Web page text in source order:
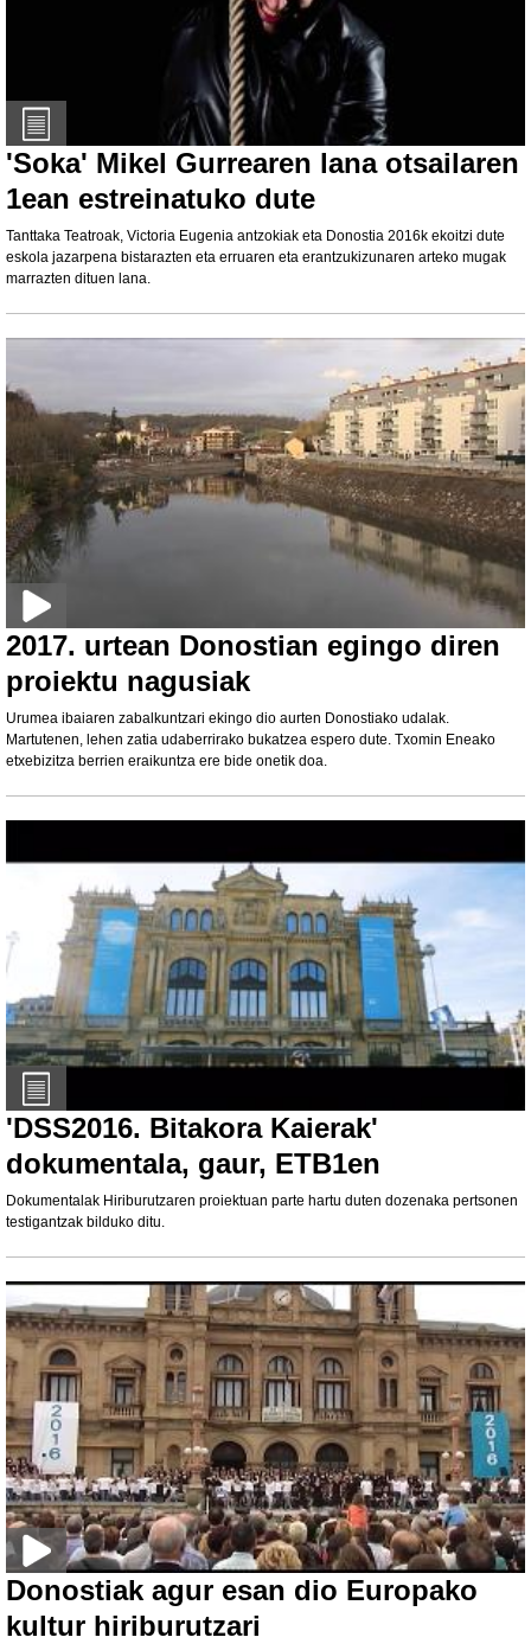
'Soka' Mikel Gurrearen lana otsailaren
1ean estreinatuko dute
Tanttaka Teatroak, Victoria Eugenia antzokiak eta Donostia 2016k ekoitzi dute
eskola jazarpena bistarazten eta erruaren eta erantzukizunaren arteko mugak
marrazten dituen lana.
2017. urtean Donostian egingo diren
proiektu nagusiak
Urumea ibaiaren zabalkuntzari ekingo dio aurten Donostiako udalak.
Martutenen, lehen zatia udaberrirako bukatzea espero dute. Txomin Eneako
etxebizitza berrien eraikuntza ere bide onetik doa.
'DSS2016. Bitakora Kaierak'
dokumentala, gaur, ETB1en
Dokumentalak Hiriburutzaren proiektuan parte hartu duten dozenaka pertsonen
testigantzak bilduko ditu.
Donostiak agur esan dio Europako
kultur hiriburutzari